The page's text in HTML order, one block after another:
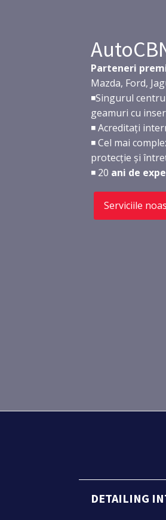
Parteneri
Mazda, Ford,
◾Singurul
geamuri cu
◾ Acreditați
◾ Cel mai
protecție și
◾ 20 ani de
Serviciile
DETAILING